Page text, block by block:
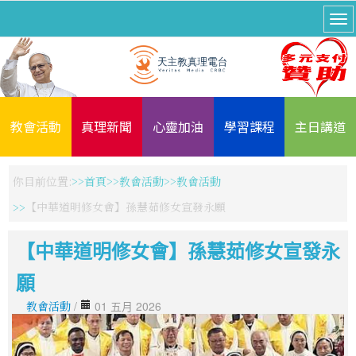
教會活動 真理新聞 心靈加油 學習課程 主日講道
你目前位置: 首頁 教會活動
教會活動
【中華道明修女會】孫慧茹修女宣發永願
【中華道明修女會】孫慧茹修女宣發永
願
教會活動 / 01 五月 2026